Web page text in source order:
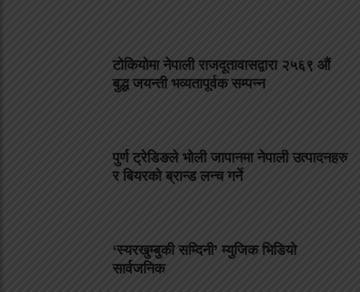
टोकियोमा नेपाली राजदूतावासद्वारा २५६९ औं
बुद्ध जयन्ती भव्यतापूर्वक सम्पन्न
पुर्ण ट्रेडिङले भोली जापानमा नेपाली उत्पादनहरु
र बियरको ब्रान्ड लन्च गर्ने
‘स्यरखुम्बुकी सम्दिनी’ म्युजिक भिडियो
सार्वजनिक